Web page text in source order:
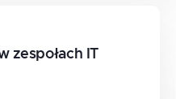
zespołach IT